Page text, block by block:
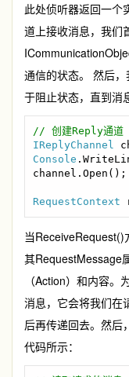
此处侦听器返回一个
道上接收消息，我们
通信的状态。 然后
于阻止状态，直到消
IReplyChannel
Console
channel.Open();
RequestContext
当ReceiveRequest()
其RequestMessage
（Action）和内容
消息，它会将我们在
后再传递回去。然后
代码所示：